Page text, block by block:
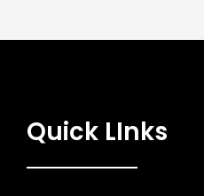
Quick LInks